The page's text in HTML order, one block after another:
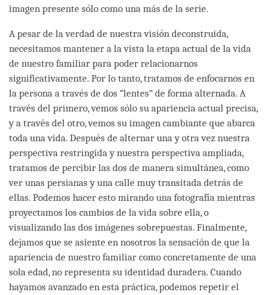
imagen presente sólo como una más de la serie.
A pesar de la verdad de nuestra visión deconstruida,
necesitamos mantener a la vista la etapa actual de la vida
de nuestro familiar para poder relacionarnos
significativamente. Por lo tanto, tratamos de enfocarnos en
la persona a través de dos “lentes” de forma alternada. A
través del primero, vemos sólo su apariencia actual precisa,
y a través del otro, vemos su imagen cambiante que abarca
toda una vida. Después de alternar una y otra vez nuestra
perspectiva restringida y nuestra perspectiva ampliada,
tratamos de percibir las dos de manera simultánea, como
ver unas persianas y una calle muy transitada detrás de
ellas. Podemos hacer esto mirando una fotografía mientras
proyectamos los cambios de la vida sobre ella, o
visualizando las dos imágenes sobrepuestas. Finalmente,
dejamos que se asiente en nosotros la sensación de que la
apariencia de nuestro familiar como concretamente de una
sola edad, no representa su identidad duradera. Cuando
hayamos avanzado en esta práctica, podemos repetir el